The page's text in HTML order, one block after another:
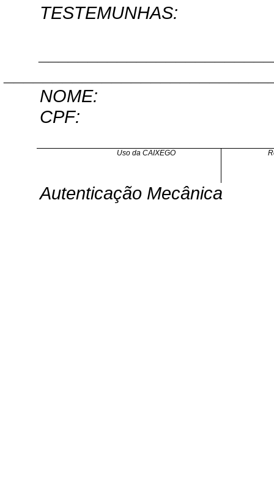
TESTEMUNHAS:
NOME:
CPF:
Uso da CAIXEGO
Autenticação Mecânica